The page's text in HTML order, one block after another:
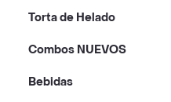
Torta de Helado
Combos NUEVOS
Bebidas